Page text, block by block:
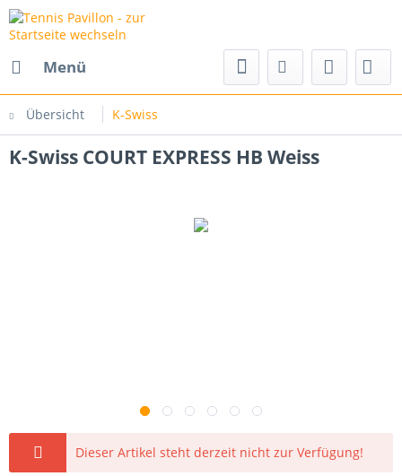
Menü
Übersicht K-Swiss
K-Swiss COURT EXPRESS HB Weiss
Dieser Artikel steht derzeit nicht zur Verfügung!